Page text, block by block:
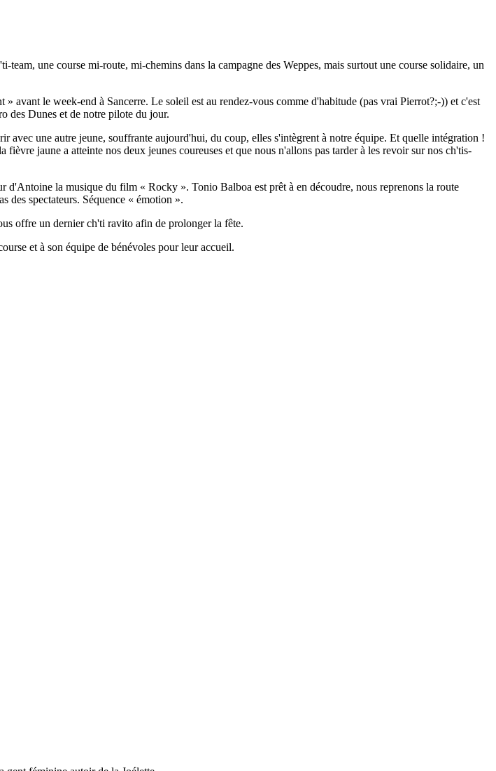
une course mi-route, mi-chemins dans la campagne des Weppes, mais surtout une course solidaire, un
avant le week-end à Sancerre. Le soleil est au rendez-vous comme d'habitude (pas vrai Pierrot?;-)) et c'est
des Dunes et de notre pilote du jour.
avec une autre jeune, souffrante aujourd'hui, du coup, elles s'intègrent à notre équipe. Et quelle intégration !
jaune a atteinte nos deux jeunes coureuses et que nous n'allons pas tarder à les revoir sur nos ch'tis-
d'Antoine la musique du film « Rocky ». Tonio Balboa est prêt à en découdre, nous reprenons la route
des spectateurs. Séquence « émotion ».
offre un dernier ch'ti ravito afin de prolonger la fête.
et à son équipe de bénévoles pour leur accueil.